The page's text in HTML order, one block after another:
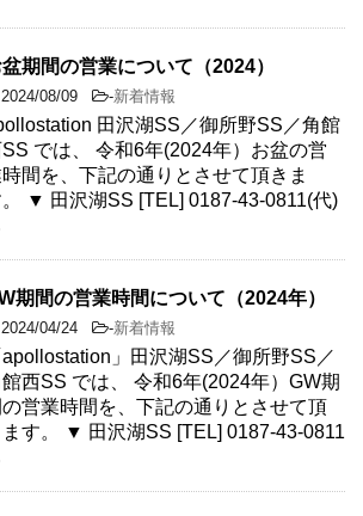
期間の営業について（2024）
2024/08/09 -新着情報
田沢湖SS／御所野SS／角館
では、 令和6年(2024年）お盆の営
間を、下記の通りとさせて頂きま
▼ 田沢湖SS [TEL] 0187-43-0811(代)
期間の営業時間について（2024年）
2024/04/24 -新着情報
apollostation」田沢湖SS／御所野SS／
西SS では、 令和6年(2024年）GW期
の営業時間を、下記の通りとさせて頂
ます。 ▼ 田沢湖SS [TEL] 0187-43-0811